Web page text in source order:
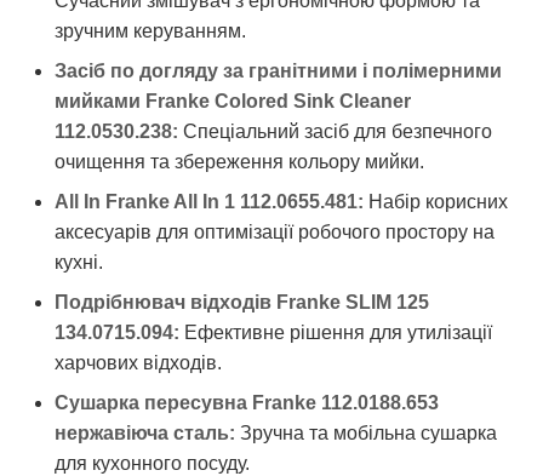
зручним керуванням.
Засіб по догляду за гранітними і полімерними
мийками Franke Colored Sink Cleaner
112.0530.238: Спеціальний засіб для безпечного
очищення та збереження кольору мийки.
All In Franke All In 1 112.0655.481: Набір корисних
аксесуарів для оптимізації робочого простору на
кухні.
Подрібнювач відходів Franke SLIM 125
134.0715.094: Ефективне рішення для утилізації
харчових відходів.
Сушарка пересувна Franke 112.0188.653
нержавіюча сталь: Зручна та мобільна сушарка
для кухонного посуду.